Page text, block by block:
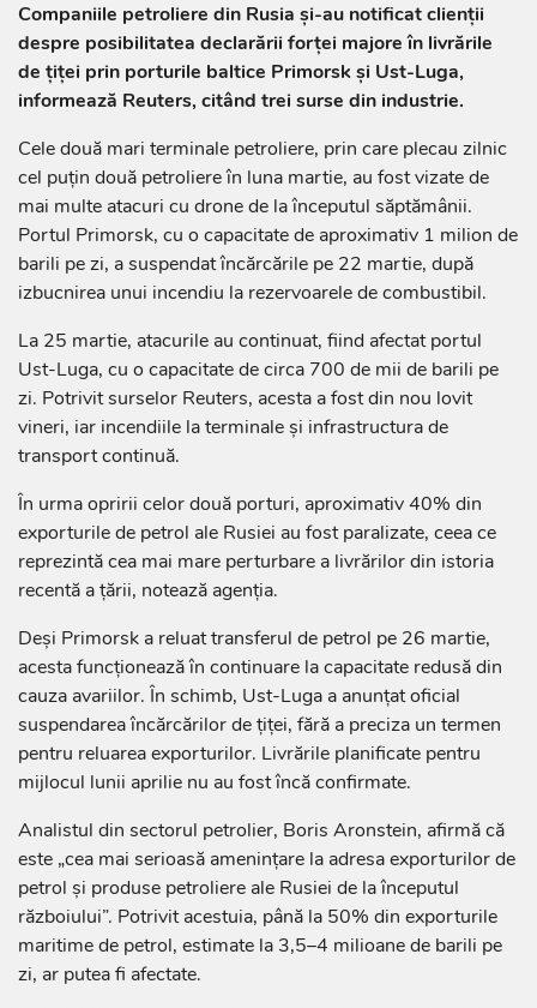
Companiile petroliere din Rusia și-au notificat clienții
despre posibilitatea declarării forței majore în livrările
de țiței prin porturile baltice Primorsk și Ust-Luga,
informează Reuters, citând trei surse din industrie.
Cele două mari terminale petroliere, prin care plecau zilnic
cel puțin două petroliere în luna martie, au fost vizate de
mai multe atacuri cu drone de la începutul săptămânii.
Portul Primorsk, cu o capacitate de aproximativ 1 milion de
barili pe zi, a suspendat încărcările pe 22 martie, după
izbucnirea unui incendiu la rezervoarele de combustibil.
La 25 martie, atacurile au continuat, fiind afectat portul
Ust-Luga, cu o capacitate de circa 700 de mii de barili pe
zi. Potrivit surselor Reuters, acesta a fost din nou lovit
vineri, iar incendiile la terminale și infrastructura de
transport continuă.
În urma opririi celor două porturi, aproximativ 40% din
exporturile de petrol ale Rusiei au fost paralizate, ceea ce
reprezintă cea mai mare perturbare a livrărilor din istoria
recentă a țării, notează agenția.
Deși Primorsk a reluat transferul de petrol pe 26 martie,
acesta funcționează în continuare la capacitate redusă din
cauza avariilor. În schimb, Ust-Luga a anunțat oficial
suspendarea încărcărilor de țiței, fără a preciza un termen
pentru reluarea exporturilor. Livrările planificate pentru
mijlocul lunii aprilie nu au fost încă confirmate.
Analistul din sectorul petrolier, Boris Aronstein, afirmă că
este „cea mai serioasă amenințare la adresa exporturilor de
petrol și produse petroliere ale Rusiei de la începutul
războiului”. Potrivit acestuia, până la 50% din exporturile
maritime de petrol, estimate la 3,5–4 milioane de barili pe
zi, ar putea fi afectate.